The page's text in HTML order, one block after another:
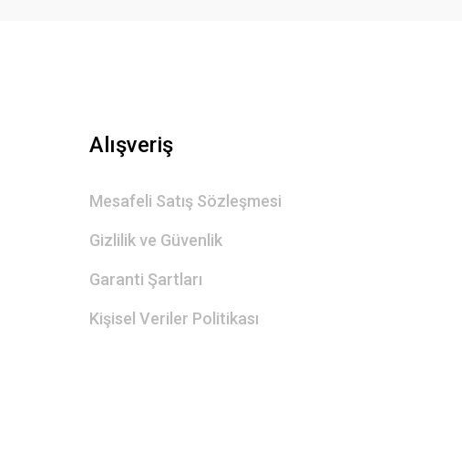
Alışveriş
Mesafeli Satış Sözleşmesi
Gizlilik ve Güvenlik
Garanti Şartları
Kişisel Veriler Politikası